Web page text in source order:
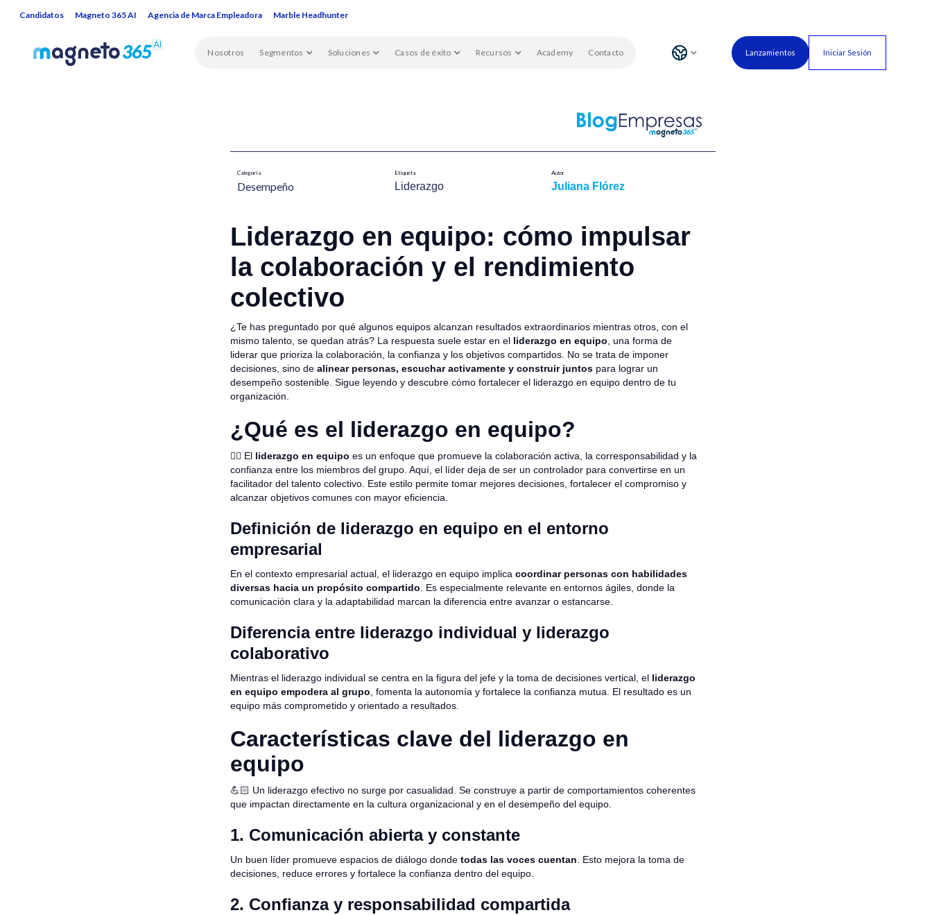
Candidatos Magneto 365 AI Agencia de Marca Empleadora Marble Headhunter
Nosotros Segmentos Soluciones Casos de éxito Recursos Academy Contacto Lanzamientos Iniciar Sesión
Categoría
Desempeño
Etiqueta
Liderazgo
Autor
Juliana Flórez
Liderazgo en equipo: cómo impulsar
la colaboración y el rendimiento
colectivo
¿Te has preguntado por qué algunos equipos alcanzan resultados extraordinarios mientras otros, con el
mismo talento, se quedan atrás? La respuesta suele estar en el liderazgo en equipo , una forma de
liderar que prioriza la colaboración, la confianza y los objetivos compartidos. No se trata de imponer
decisiones, sino de alinear personas, escuchar activamente y construir juntos para lograr un
desempeño sostenible. Sigue leyendo y descubre cómo fortalecer el liderazgo en equipo dentro de tu
organización.
¿Qué es el liderazgo en equipo?
👉🏻 El liderazgo en equipo es un enfoque que promueve la colaboración activa, la corresponsabilidad y la
confianza entre los miembros del grupo. Aquí, el líder deja de ser un controlador para convertirse en un
facilitador del talento colectivo. Este estilo permite tomar mejores decisiones, fortalecer el compromiso y
alcanzar objetivos comunes con mayor eficiencia.
Definición de liderazgo en equipo en el entorno
empresarial
En el contexto empresarial actual, el liderazgo en equipo implica coordinar personas con habilidades
diversas hacia un propósito compartido . Es especialmente relevante en entornos ágiles, donde la
comunicación clara y la adaptabilidad marcan la diferencia entre avanzar o estancarse.
Diferencia entre liderazgo individual y liderazgo
colaborativo
Mientras el liderazgo individual se centra en la figura del jefe y la toma de decisiones vertical, el liderazgo
en equipo empodera al grupo , fomenta la autonomía y fortalece la confianza mutua. El resultado es un
equipo más comprometido y orientado a resultados.
Características clave del liderazgo en
equipo
💪🏻 Un liderazgo efectivo no surge por casualidad. Se construye a partir de comportamientos coherentes
que impactan directamente en la cultura organizacional y en el desempeño del equipo.
1. Comunicación abierta y constante
Un buen líder promueve espacios de diálogo donde todas las voces cuentan . Esto mejora la toma de
decisiones, reduce errores y fortalece la confianza dentro del equipo.
2. Confianza y responsabilidad compartida